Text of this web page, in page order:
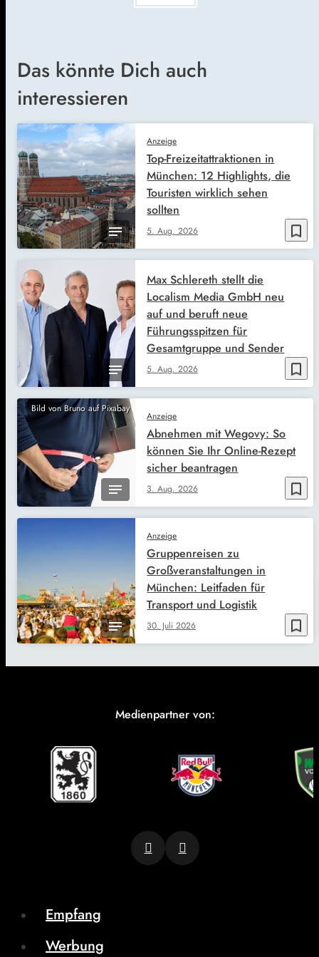
Das könnte Dich auch
interessieren
bookmark_border
Anzeige
5. Aug. 2026
Top-Freizeitattraktionen in
München: 12 Highlights, die
Touristen wirklich sehen
sollten
bookmark_border
5. Aug. 2026
Max Schlereth stellt die
Localism Media GmbH neu
auf und beruft neue
Führungsspitzen für
Gesamtgruppe und Sender
Bild von Bruno auf Pixabay
bookmark_border
Anzeige
3. Aug. 2026
Abnehmen mit Wegovy: So
können Sie Ihr Online-Rezept
sicher beantragen
bookmark_border
Anzeige
30. Juli 2026
Gruppenreisen zu
Großveranstaltungen in
München: Leitfaden für
Transport und Logistik
Medienpartner von:
Empfang
Werbung